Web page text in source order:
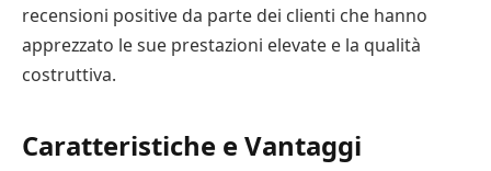
recensioni positive da parte dei clienti che hanno
apprezzato le sue prestazioni elevate e la qualità
costruttiva.
Caratteristiche e Vantaggi